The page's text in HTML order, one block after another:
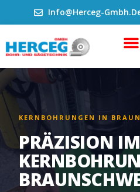
Info@herceg-
KERNBOHRUNGEN IN
PRÄZISION